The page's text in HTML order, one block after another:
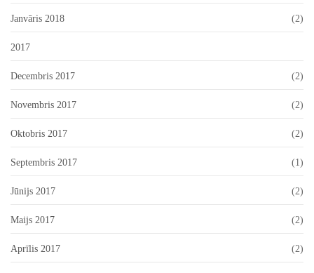
Janvāris 2018 (2)
2017
Decembris 2017 (2)
Novembris 2017 (2)
Oktobris 2017 (2)
Septembris 2017 (1)
Jūnijs 2017 (2)
Maijs 2017 (2)
Aprīlis 2017 (2)